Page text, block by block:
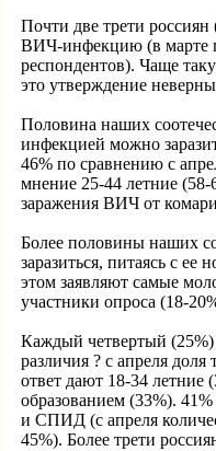
Почти две трети
ВИЧ-инфекцию (в марте
респондентов). Чаще
это утверждение
Половина наших
инфекцией можно
46% по сравнению с
мнение 25-44 летние
заражения ВИЧ от
Более половины наших
заразиться, питаясь с
этом заявляют самые
участники опроса (18-
Каждый четвертый
различия ? с апреля
ответ дают 18-34
образованием (33%).
и СПИД (с апреля
45%). Более трети